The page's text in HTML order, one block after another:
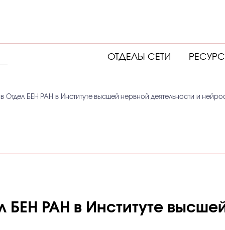
ОТДЕЛЫ СЕТИ
Отдел БЕН РАН в Институте высшей нервной деятельности и
БЕН РАН в Институте